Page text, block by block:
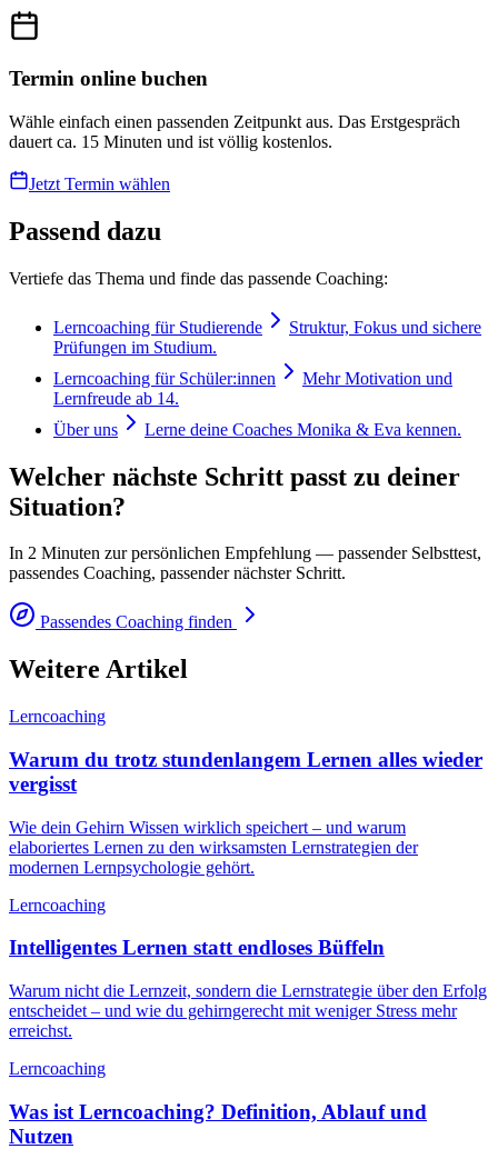
Termin online buchen
Wähle einfach einen passenden Zeitpunkt aus. Das Erstgespräch
dauert ca. 15 Minuten und ist völlig kostenlos.
Jetzt Termin wählen
Passend dazu
Vertiefe das Thema und finde das passende Coaching:
Lerncoaching für Studierende
Struktur, Fokus und sichere
Prüfungen im Studium.
Lerncoaching für Schüler:innen
Mehr Motivation und
Lernfreude ab 14.
Über uns
Lerne deine Coaches Monika & Eva kennen.
Welcher nächste Schritt passt zu deiner
Situation?
In 2 Minuten zur persönlichen Empfehlung — passender Selbsttest,
passendes Coaching, passender nächster Schritt.
Passendes Coaching finden
Weitere Artikel
Lerncoaching
Warum du trotz stundenlangem Lernen alles wieder
vergisst
Wie dein Gehirn Wissen wirklich speichert – und warum
elaboriertes Lernen zu den wirksamsten Lernstrategien der
modernen Lernpsychologie gehört.
Lerncoaching
Intelligentes Lernen statt endloses Büffeln
Warum nicht die Lernzeit, sondern die Lernstrategie über den Erfolg
entscheidet – und wie du gehirngerecht mit weniger Stress mehr
erreichst.
Lerncoaching
Was ist Lerncoaching? Definition, Ablauf und
Nutzen